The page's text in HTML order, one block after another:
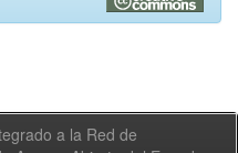
a la Red de